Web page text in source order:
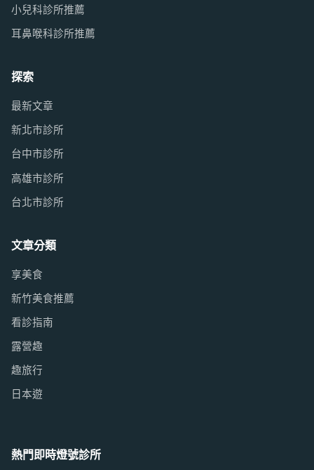
小兒科診所推薦
耳鼻喉科診所推薦
探索
最新文章
新北市診所
台中市診所
高雄市診所
台北市診所
文章分類
享美食
新竹美食推薦
看診指南
露營趣
趣旅行
日本遊
熱門即時燈號診所